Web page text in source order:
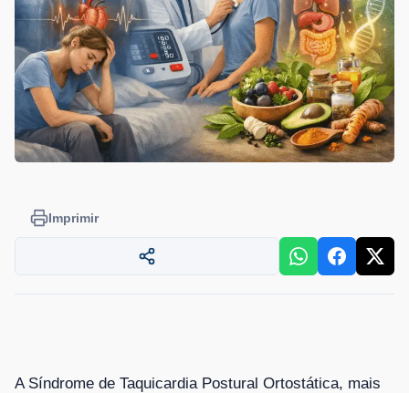
Imprimir
A Síndrome de Taquicardia Postural Ortostática, mais